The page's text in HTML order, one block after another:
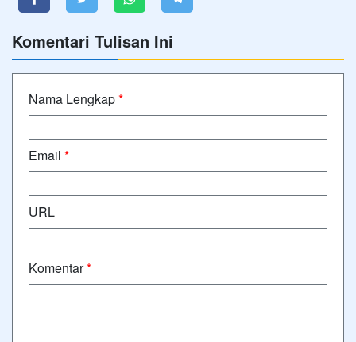
Komentari Tulisan Ini
Nama Lengkap*
Email *
URL
Komentar*